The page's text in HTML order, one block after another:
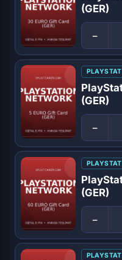
(GER)
−
(GER)
−
(GER)
−